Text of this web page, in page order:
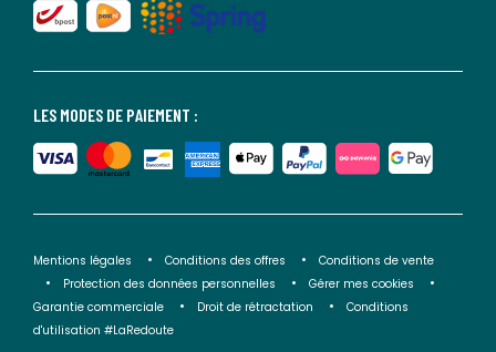
LES MODES DE PAIEMENT :
Mentions légales Conditions des offres
Conditions de vente
Protection des données personnelles
Gérer mes cookies
Garantie commerciale
Droit de rétractation
Conditions
d'utilisation #LaRedoute